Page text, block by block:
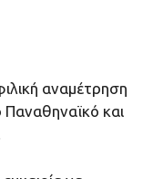
αναμέτρηση
και